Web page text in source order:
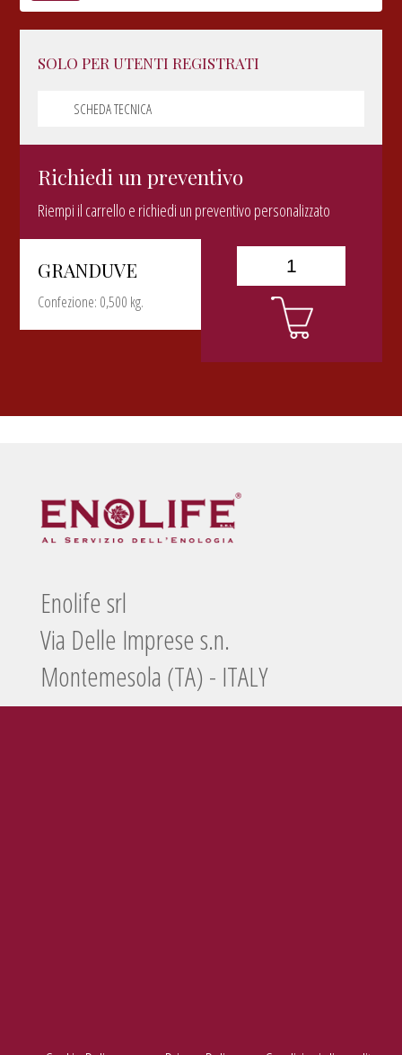
SOLO PER UTENTI REGISTRATI
SCHEDA TECNICA
Richiedi un preventivo
Riempi il carrello e richiedi un preventivo personalizzato
GRANDUVE
Confezione: 0,500 kg.
Enolife srl
Via Delle Imprese s.n.
Montemesola (TA) - ITALY